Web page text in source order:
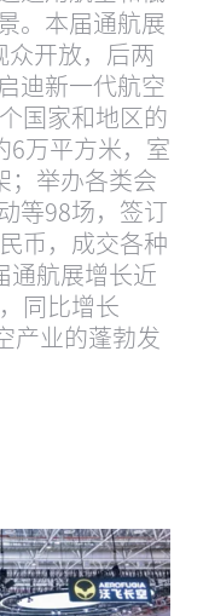
。本届通航展
开放，后两
迪新一代航空
国家和地区的
6万平方米，室
；举办各类会
等98场，签订
币，成交各种
通航展增长近
同比增长
产业的蓬勃发